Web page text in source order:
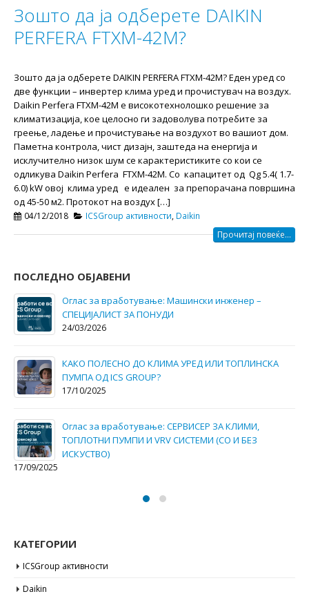
Зошто да ја одберете DAIKIN
PERFERA FTXM-42M?
Зошто да ја одберете DAIKIN PERFERA FTXM-42M? Еден уред со
две функции – инвертер клима уред и прочистувач на воздух.
Daikin Perfera FTXM-42M е високотехнолошко решение за
климатизација, кое целосно ги задоволува потребите за
греење, ладење и прочистување на воздухот во вашиот дом.
Паметна контрола, чист дизајн, заштеда на енергија и
исклучително низок шум се карактеристиките со кои се
одликува Daikin Perfera FTXM-42M. Со капацитет од Qg 5.4( 1.7-
6.0) kW овој клима уред е идеален за препорачана површина
од 45-50 м2. Протокот на воздух […]
04/12/2018 ICSGroup активности Daikin
Прочитај повеќе...
ПОСЛЕДНО ОБЈАВЕНИ
Оглас за вработување: Машински инженер –
СПЕЦИЈАЛИСТ ЗА ПОНУДИ
24/03/2026
КАКО ПОЛЕСНО ДО КЛИМА УРЕД ИЛИ ТОПЛИНСКА
ПУМПА ОД ICS GROUP?
17/10/2025
Оглас за вработување: СЕРВИСЕР ЗА КЛИМИ,
ТОПЛОТНИ ПУМПИ И VRV СИСТЕМИ (СО И БЕЗ
ИСКУСТВО)
17/09/2025
КАТЕГОРИИ
ICSGroup активности
Daikin